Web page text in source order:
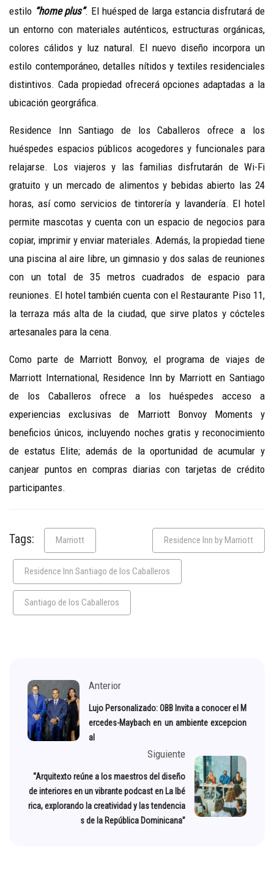
estilo “home plus”. El huésped de larga estancia disfrutará de
un entorno con materiales auténticos, estructuras orgánicas,
colores cálidos y luz natural. El nuevo diseño incorpora un
estilo contemporáneo, detalles nítidos y textiles residenciales
distintivos. Cada propiedad ofrecerá opciones adaptadas a la
ubicación georgráfica.
Residence Inn Santiago de los Caballeros ofrece a los
huéspedes espacios públicos acogedores y funcionales para
relajarse. Los viajeros y las familias disfrutarán de Wi-Fi
gratuito y un mercado de alimentos y bebidas abierto las 24
horas, así como servicios de tintorería y lavandería. El hotel
permite mascotas y cuenta con un espacio de negocios para
copiar, imprimir y enviar materiales. Además, la propiedad tiene
una piscina al aire libre, un gimnasio y dos salas de reuniones
con un total de 35 metros cuadrados de espacio para
reuniones. El hotel también cuenta con el Restaurante Piso 11,
la terraza más alta de la ciudad, que sirve platos y cócteles
artesanales para la cena.
Como parte de Marriott Bonvoy, el programa de viajes de
Marriott International, Residence Inn by Marriott en Santiago
de los Caballeros ofrece a los huéspedes acceso a
experiencias exclusivas de Marriott Bonvoy Moments y
beneficios únicos, incluyendo noches gratis y reconocimiento
de estatus Elite; además de la oportunidad de acumular y
canjear puntos en compras diarias con tarjetas de crédito
participantes.
Tags: Marriott Residence Inn by Marriott
Residence Inn Santiago de los Caballeros
Santiago de los Caballeros
Anterior
Lujo Personalizado: OBB Invita a conocer el M
ercedes-Maybach en un ambiente excepcion
al
Siguiente
“Arquitexto reúne a los maestros del diseño
de interiores en un vibrante podcast en La Ibé
rica, explorando la creatividad y las tendencia
s de la República Dominicana”